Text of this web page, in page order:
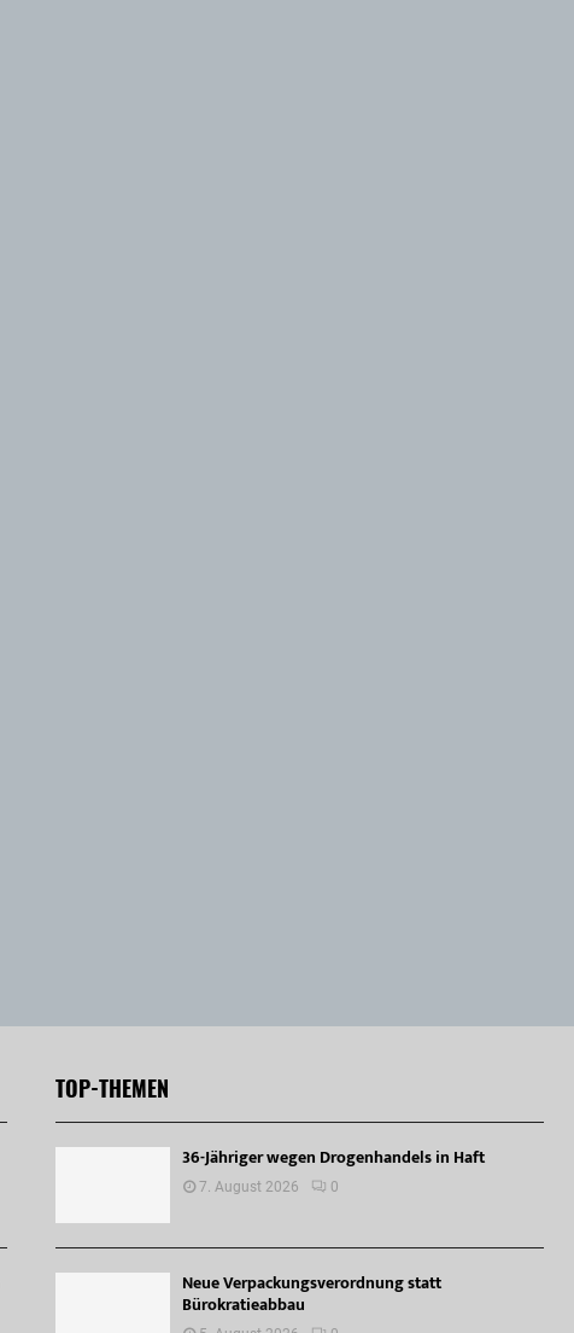
TOP-THEMEN
36-Jähriger wegen Drogenhandels in Haft
7. August 2026 0
Neue Verpackungsverordnung statt
Bürokratieabbau